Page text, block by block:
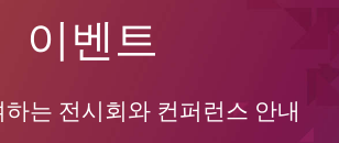
이벤트
는 전시회와 컨퍼런스 안내